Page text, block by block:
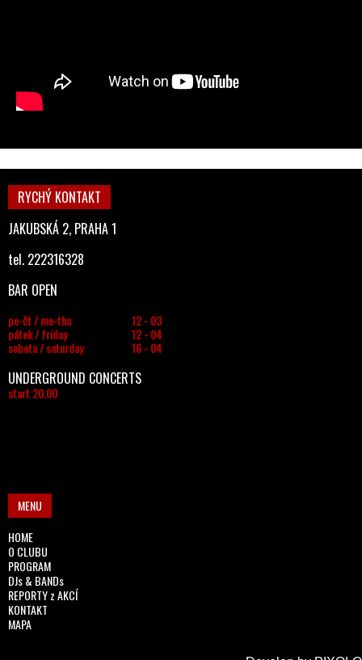
RYCHÝ KONTAKT
JAKUBSKÁ 2, PRAHA 1
tel. 222316328
BAR OPEN
po-čt / mo-thu
12 - 03
pátek / friday
12 - 04
sobota / saturday
16 - 04
UNDERGROUND CONCERTS
start 20.00
MENU
HOME
O CLUBU
PROGRAM
DJs & BANDs
REPORTY z AKCÍ
KONTAKT
MAPA